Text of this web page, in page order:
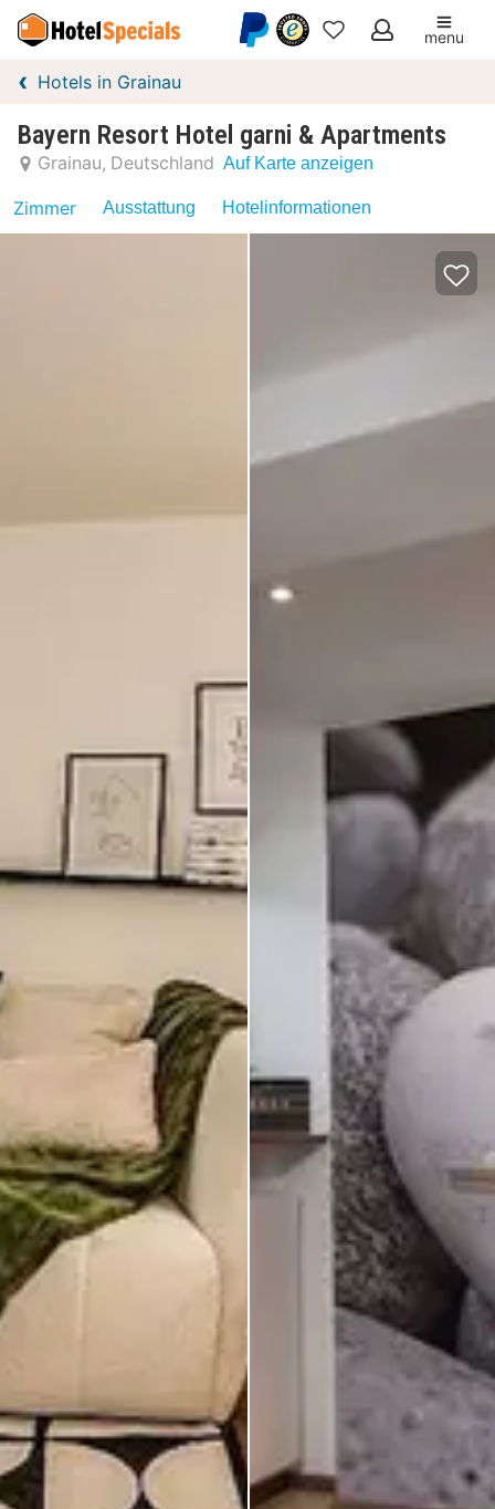
Meine
menu
Hotels in Grainau
Bayern Resort Hotel garni & Apartments
Grainau Deutschland Auf Karte anzeigen
Zimmer Ausstattung Hotelinformationen